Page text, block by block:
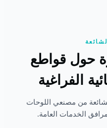
حول قواطع
الفراغية
من مصنعي اللوحات